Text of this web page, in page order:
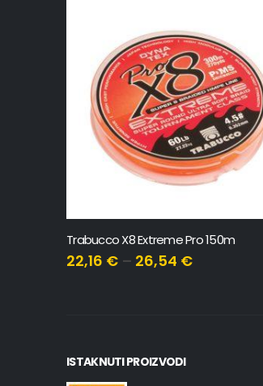
NEMA NA ZALIHI
7,96€
ISTAKNUTI PROIZVODI